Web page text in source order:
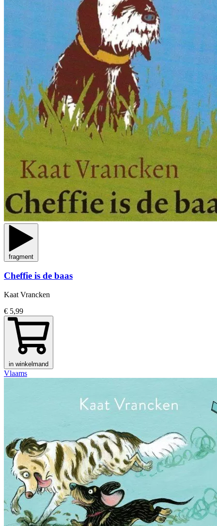
fragment
Cheffie is de baas
Kaat Vrancken
€ 5,99
in winkelmand
Vlaams